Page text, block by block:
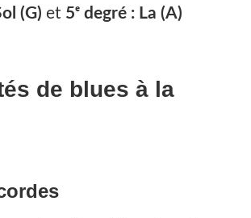
(G) et 5ᵉ degré : La (A)
de blues à la